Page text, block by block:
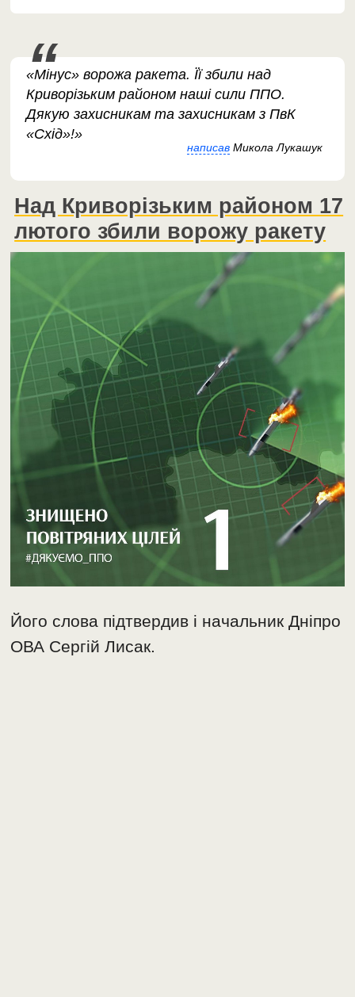
«Мінус» ворожа ракета. Її збили над
Криворізьким районом наші сили ППО.
Дякую захисникам та захисникам з ПвК
«Схід»!»
написавМикола Лукашук
Над Криворізьким районом 17
лютого збили ворожу ракету
Його слова підтвердив і начальник Дніпро
ОВА Сергій Лисак.